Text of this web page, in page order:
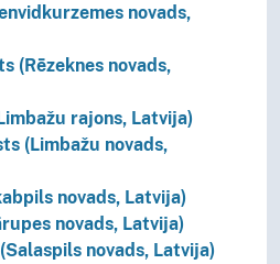
novads,
(Rēzeknes novads,
rajons, Latvija)
(Limbažu novads,
novads, Latvija)
novads, Latvija)
novads, Latvija)